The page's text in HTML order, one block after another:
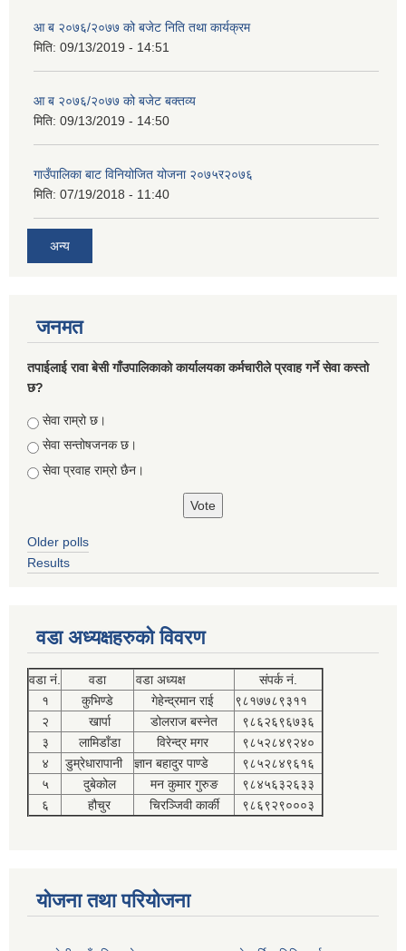
आ ब २०७६/२०७७ को बजेट निति तथा कार्यक्रम
मिति: 09/13/2019 - 14:51
आ ब २०७६/२०७७ को बजेट बक्तव्य
मिति: 09/13/2019 - 14:50
गाउँपालिका बाट विनियोजित योजना २०७५र२०७६
मिति: 07/19/2018 - 11:40
अन्य
जनमत
तपाईलाई रावा बेसी गाँउपालिकाको कार्यालयका कर्मचारीले प्रवाह गर्ने सेवा कस्तो
छ?
Choices
सेवा राम्रो छ।
सेवा सन्तोषजनक छ।
सेवा प्रवाह राम्रो छैन।
Older polls
Results
वडा अध्यक्षहरुको विवरण
वडा नं. वडा वडा अध्यक्ष
संपर्क नं.
१
कुभिण्डे गेहेन्द्रमान राई
९८१७७८९३११
२
खार्पा डोलराज बस्नेत
९८६२६९६७३६
३
लामिडाँडा विरेन्द्र मगर
९८५२८४९२४०
४
डुम्रेधारापानी ज्ञान बहादुर पाण्डे
९८५२८४९६१६
५
दुबेकोल मन कुमार गुरुङ
९८४५६३२६३३
६
हौचुर चिरञ्जिवी कार्की ९८६९२९०००३
योजना तथा परियोजना